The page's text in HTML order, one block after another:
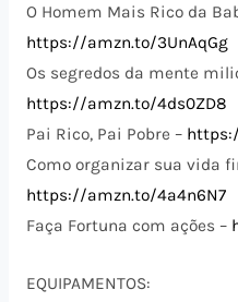
O Homem Mais Rico da
https://amzn.to/3UnAqGg
Os segredos da mente
https://amzn.to/4ds0ZD8
Pai Rico, Pai Pobre –
Como organizar sua vida
https://amzn.to/4a4n6N7
Faça Fortuna com ações –
EQUIPAMENTOS: